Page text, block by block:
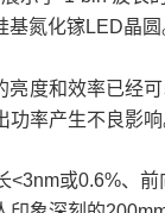
基氮化镓LED晶圆
度和效率已经
率产生不良影
或0.6%、